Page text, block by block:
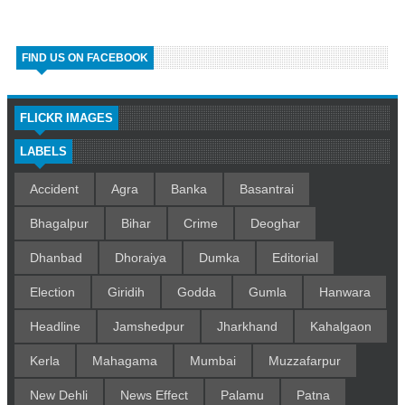
FIND US ON FACEBOOK
FLICKR IMAGES
LABELS
Accident Agra Banka Basantrai
Bhagalpur Bihar Crime Deoghar
Dhanbad Dhoraiya Dumka Editorial
Election Giridih Godda Gumla Hanwara
Headline Jamshedpur Jharkhand Kahalgaon
Kerla Mahagama Mumbai Muzzafarpur
New Dehli News Effect Palamu Patna